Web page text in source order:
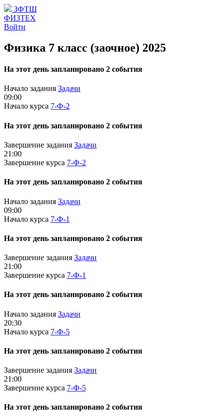
ЗФТШ
ФИЗТЕХ
Войти
Физика 7 класс (заочное) 2025
На этот день запланировано 2 события
Начало задания Задачи
09:00
Начало курса 7-Ф-2
На этот день запланировано 2 события
Завершение задания Задачи
21:00
Завершение курса 7-Ф-2
На этот день запланировано 2 события
Начало задания Задачи
09:00
Начало курса 7-Ф-1
На этот день запланировано 2 события
Завершение задания Задачи
21:00
Завершение курса 7-Ф-1
На этот день запланировано 2 события
Начало задания Задачи
20:30
Начало курса 7-Ф-5
На этот день запланировано 2 события
Завершение задания Задачи
21:00
Завершение курса 7-Ф-5
На этот день запланировано 2 события